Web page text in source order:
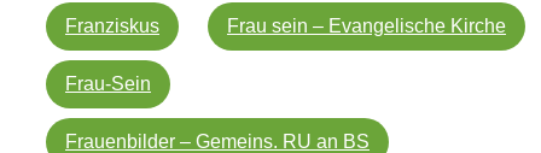
Franziskus Frau sein – Evangelische Kirche
Frau-Sein
Frauenbilder – Gemeins. RU an BS